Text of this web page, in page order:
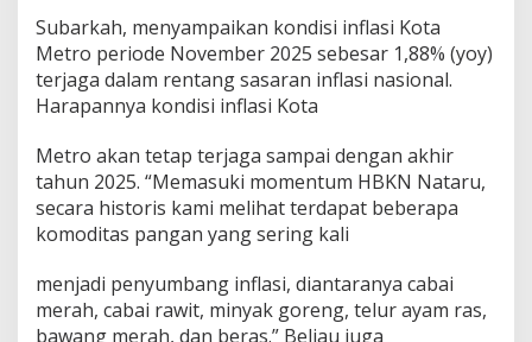
Subarkah, menyampaikan kondisi inflasi Kota
Metro periode November 2025 sebesar 1,88% (yoy)
terjaga dalam rentang sasaran inflasi nasional.
Harapannya kondisi inflasi Kota
Metro akan tetap terjaga sampai dengan akhir
tahun 2025. “Memasuki momentum HBKN Nataru,
secara historis kami melihat terdapat beberapa
komoditas pangan yang sering kali
menjadi penyumbang inflasi, diantaranya cabai
merah, cabai rawit, minyak goreng, telur ayam ras,
bawang merah, dan beras.” Beliau juga